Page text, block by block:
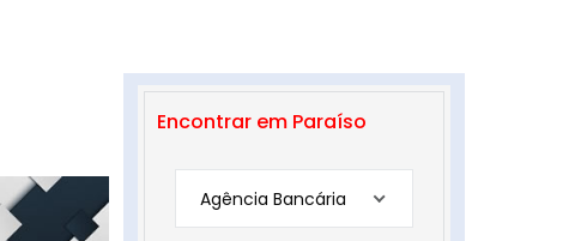
Encontrar em Paraíso
Agência Bancária